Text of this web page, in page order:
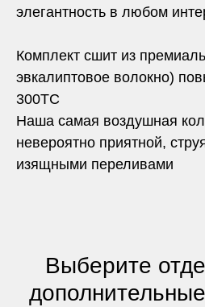
элегантность в любом
Комплект сшит из
эвкалиптовое волокно)
300TC
Наша самая воздушная
невероятно приятной,
изящными переливами
Выберите